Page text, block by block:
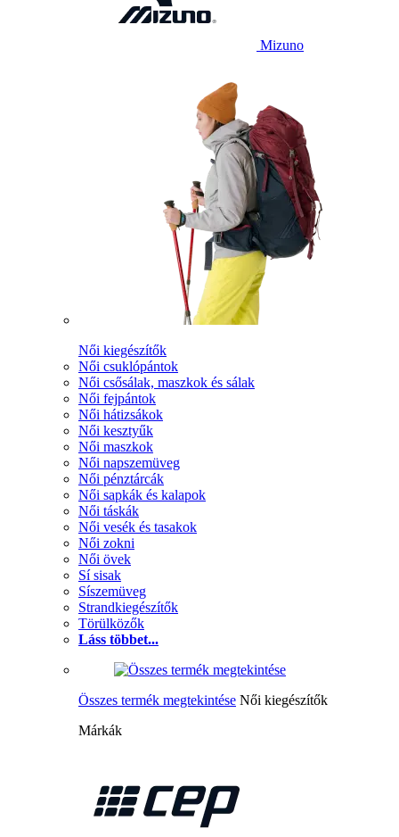
Mizuno
Női kiegészítők
Női csuklópántok
Női csősálak, maszkok és sálak
Női fejpántok
Női hátizsákok
Női kesztyűk
Női maszkok
Női napszemüveg
Női pénztárcák
Női sapkák és kalapok
Női táskák
Női vesék és tasakok
Női zokni
Női övek
Sí sisak
Síszemüveg
Strandkiegészítők
Törülközők
Láss többet...
Összes termék megtekintése Női kiegészítők
Márkák